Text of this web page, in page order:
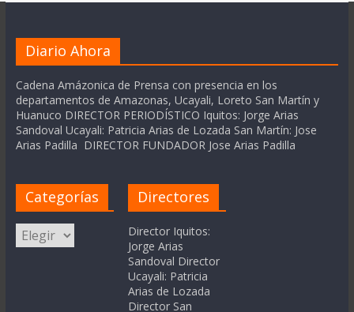
Diario Ahora
Cadena Amázonica de Prensa con presencia en los
departamentos de Amazonas, Ucayali, Loreto San Martín y
Huanuco DIRECTOR PERIODÍSTICO Iquitos: Jorge Arias
Sandoval Ucayali: Patricia Arias de Lozada San Martín: Jose
Arias Padilla DIRECTOR FUNDADOR Jose Arias Padilla
Categorías
Categorías
Directores
Director Iquitos:
Jorge Arias
Sandoval Director
Ucayali: Patricia
Arias de Lozada
Director San